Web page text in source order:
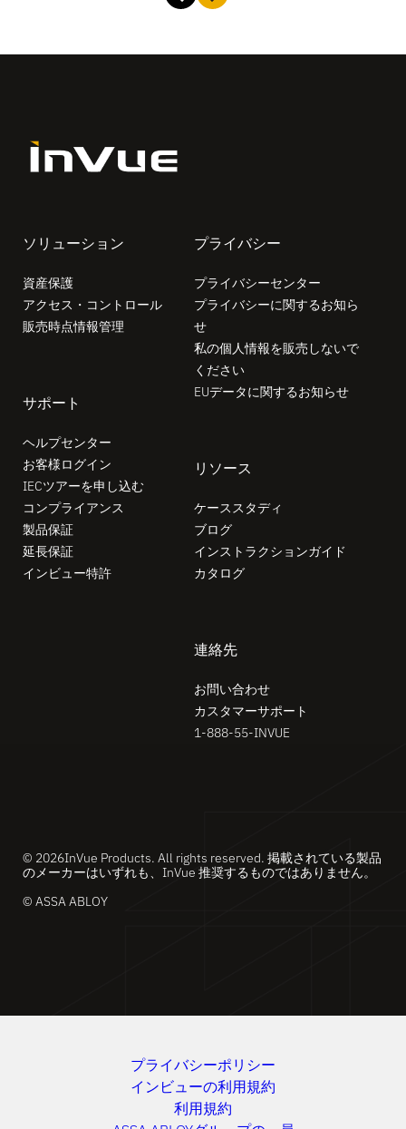
ソリューション
資産保護
アクセス・コントロール
販売時点情報管理
サポート
ヘルプセンター
お客様ログイン
IECツアーを申し込む
コンプライアンス
製品保証
延長保証
インビュー特許
プライバシー
プライバシーセンター
プライバシーに関するお知ら
せ
私の個人情報を販売しないで
ください
EUデータに関するお知らせ
リソース
ケーススタディ
ブログ
インストラクションガイド
カタログ
連絡先
お問い合わせ
カスタマーサポート
1-888-55-INVUE
© 2026InVue Products. All rights reserved. 掲載されている製品
のメーカーはいずれも、InVue 推奨するものではありません。
© ASSA ABLOY
プライバシーポリシー
インビューの利用規約
利用規約